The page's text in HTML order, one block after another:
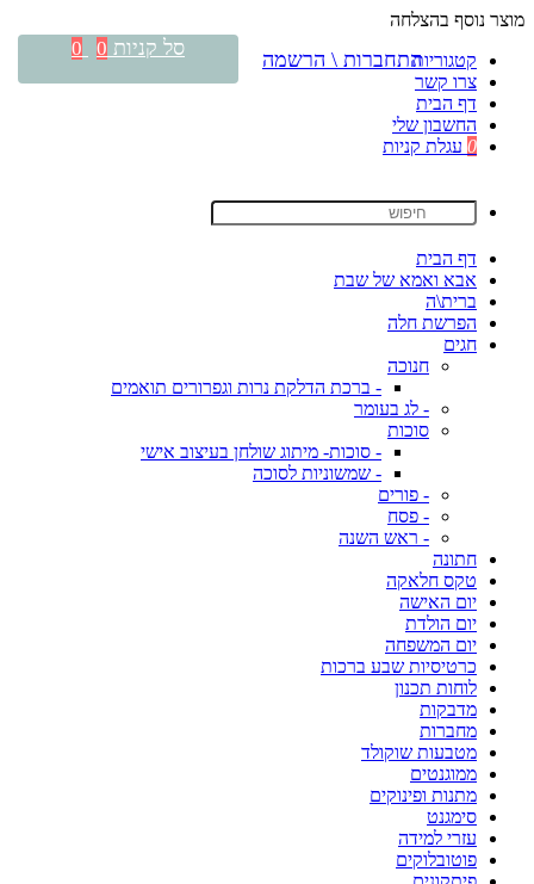
מוצר נוסף בהצלחה
קטגוריות
צרו קשר
דף הבית
החשבון שלי
0 עגלת קניות
דף הבית
אבא ואמא של שבת
ברית\ה
הפרשת חלה
חגים
חנוכה
- ברכת הדלקת נרות וגפרורים תואמים
- לג בעומר
סוכות
- סוכות- מיתוג שולחן בעיצוב אישי
- שמשוניות לסוכה
- פורים
- פסח
- ראש השנה
חתונה
טקס חלאקה
יום האישה
יום הולדת
יום המשפחה
כרטיסיות שבע ברכות
לוחות תכנון
מדבקות
מחברות
מטבעות שוקולד
ממוגנטים
מתנות ופינוקים
סימגנט
עזרי למידה
פוטובלוקים
התחברות \ הרשמה סל קניות 0
0